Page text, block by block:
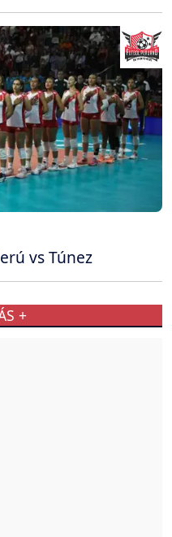
vs Túnez
+